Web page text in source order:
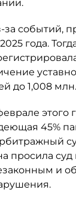
за событий,
года.
до 1,008 млн.
этого
45%
просила
и